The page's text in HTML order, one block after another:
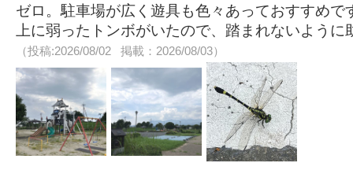
ゼロ。駐車場が広く遊具も色々あっておすすめで
上に弱ったトンボがいたので、踏まれないよう
（投稿:2026/08/02 掲載：2026/08/03）